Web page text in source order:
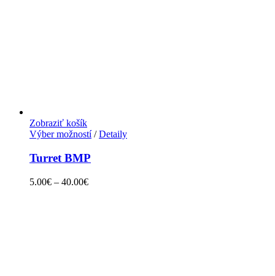
Zobraziť košík
Výber možností/ Detaily
Turret BMP
5.00€ – 40.00€